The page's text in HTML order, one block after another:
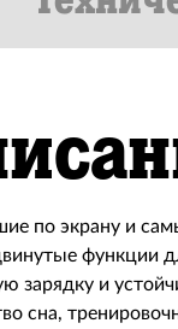
по экрану и
функции
зарядку и
сна,